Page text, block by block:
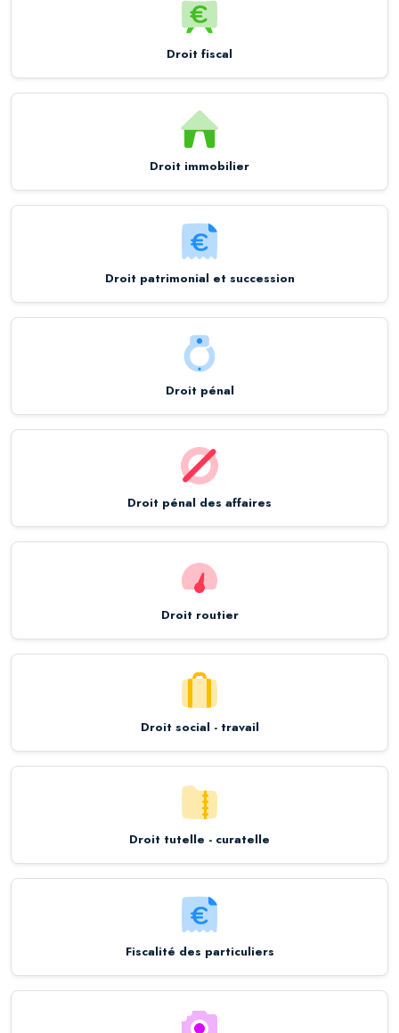
Droit fiscal
Droit immobilier
Droit patrimonial et succession
Droit pénal
Droit pénal des affaires
Droit routier
Droit social - travail
Droit tutelle - curatelle
Fiscalité des particuliers